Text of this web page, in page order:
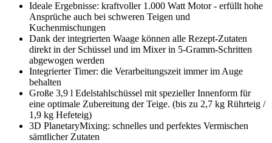
Ideale Ergebnisse: kraftvoller 1.000 Watt Motor - erfüllt hohe
Ansprüche auch bei schweren Teigen und
Kuchenmischungen
Dank der integrierten Waage können alle Rezept-Zutaten
direkt in der Schüssel und im Mixer in 5-Gramm-Schritten
abgewogen werden
Integrierter Timer: die Verarbeitungszeit immer im Auge
behalten
Große 3,9 l Edelstahlschüssel mit spezieller Innenform für
eine optimale Zubereitung der Teige. (bis zu 2,7 kg Rührteig /
1,9 kg Hefeteig)
3D PlanetaryMixing: schnelles und perfektes Vermischen
sämtlicher Zutaten